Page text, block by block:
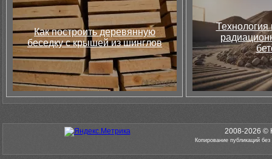
Как построить деревянную
беседку с крышей из шинглов
Технология
2008-2026 ©
Копирование публикаций